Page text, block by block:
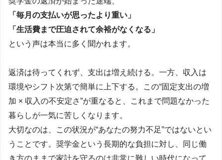
「毎月の支払いが思ったより重い」
「生活費まで圧迫されて余裕がなくなる」
という声は本当に多く聞かれます。
返済は待ってくれず、支出は増え続ける。一方、収入は
環境やシフト次第で簡単に上下する。この“固定支出の増
加 × 収入の不安定さ”が重なると、これまで問題なかった
暮らしが一気に苦しくなります。
大切なのは、この状況が“あなたの努力不足”ではないとい
うことです。奨学金という長期的な負担に対し、同じ働
き方のままで家計を守るのは非常に難しい時代になって